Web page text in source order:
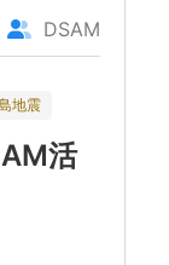
DSAM
地震
活